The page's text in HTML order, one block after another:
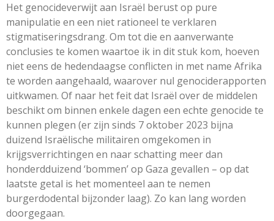
Het genocideverwijt aan Israël berust op pure
manipulatie en een niet rationeel te verklaren
stigmatiseringsdrang. Om tot die en aanverwante
conclusies te komen waartoe ik in dit stuk kom, hoeven
niet eens de hedendaagse conflicten in met name Afrika
te worden aangehaald, waarover nul genociderapporten
uitkwamen. Of naar het feit dat Israël over de middelen
beschikt om binnen enkele dagen een echte genocide te
kunnen plegen (er zijn sinds 7 oktober 2023 bijna
duizend Israëlische militairen omgekomen in
krijgsverrichtingen en naar schatting meer dan
honderdduizend ‘bommen’ op Gaza gevallen – op dat
laatste getal is het momenteel aan te nemen
burgerdodental bijzonder laag). Zo kan lang worden
doorgegaan.